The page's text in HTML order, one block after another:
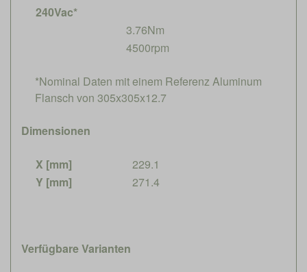
240Vac*
3.76Nm
4500rpm
*Nominal Daten mit einem Referenz Aluminum
Flansch von 305x305x12.7
Dimensionen
X [mm]
229.1
Y [mm]
271.4
Verfügbare Varianten